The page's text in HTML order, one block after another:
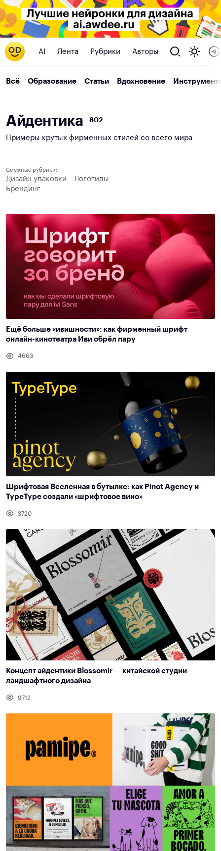
AI Лента Рубрики Авторы
Всё Образование Статьи Вдохновение
Айдентика 802
Примеры крутых фирменных стилей со всего мира
Смежные рубрики:
Дизайн упаковки
Логотипы
Брендинг
Ещё больше «ивишности»: как фирменный шрифт
онлайн-кинотеатра Иви обрёл пару
4663
Шрифтовая Вселенная в бутылке: как Pinot Agency и
TypeType создали «шрифтовое вино»
3720
Концепт айдентики Blossomir — китайской студии
ландшафтного дизайна
9712